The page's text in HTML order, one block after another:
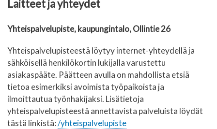
Laitteet ja yhteydet
Yhteispalvelupiste, kaupungintalo, Ollintie 26
Yhteispalvelupisteestä löytyy internet-yhteydellä ja
sähköisellä henkilökortin lukijalla varustettu
asiakaspääte. Päätteen avulla on mahdollista etsiä
tietoa esimerkiksi avoimista työpaikoista ja
ilmoittautua työnhakijaksi. Lisätietoja
yhteispalvelupisteestä annettavista palveluista löydät
tästä linkistä:/yhteispalvelupiste